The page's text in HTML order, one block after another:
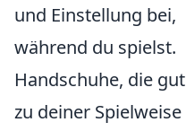
und Einstellung bei,
während du spielst.
Handschuhe, die gut
zu deiner Spielweise